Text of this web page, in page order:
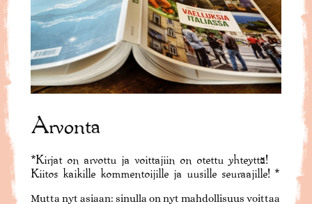
Arvonta
*Kirjat on arvottu ja voittajiin on otettu yhteyttä!
Kiitos kaikille kommentoijille ja uusille seuraajille! *
Mutta nyt asiaan: sinulla on nyt mahdollisuus voittaa